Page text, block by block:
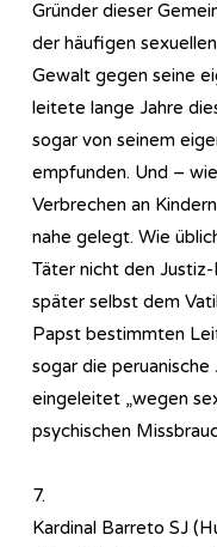
Gründer dieser
der häufigen
Gewalt gegen seine
leitete lange Jahre
sogar von seinem
empfunden. Und –
Verbrechen an
nahe gelegt. Wie
Täter nicht den
später selbst dem
Papst bestimmten
sogar die
eingeleitet „wegen
psychischen
7.
Kardinal Barreto SJ